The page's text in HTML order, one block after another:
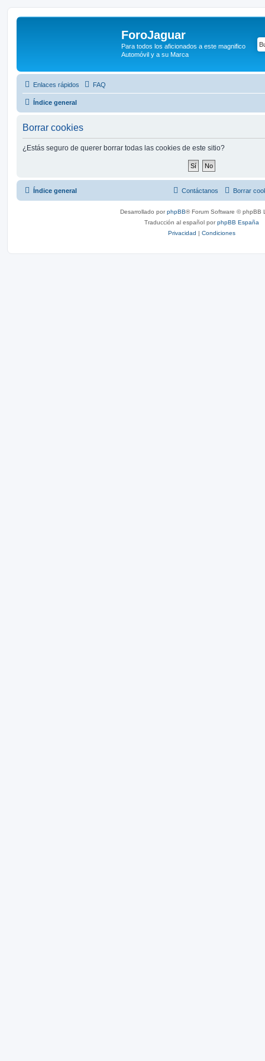
ForoJaguar
Para todos los aficionados a este magnifico
Automóvil y a su Marca
Enlaces rápidos FAQ
Índice general
Borrar cookies
¿Estás seguro de querer borrar todas las cookies de este sitio?
Índice general Borrar
Contáctanos
Desarrollado porphpBB® Forum Software © phpBB
Traducción al español porphpBB España
Privacidad | Condiciones